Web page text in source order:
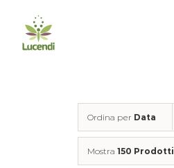
contenuto
Ordina per Data
Mostra 150 Prodotti